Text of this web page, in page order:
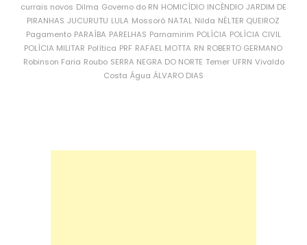
currais novos Dilma Governo do RN HOMICÍDIO INCÊNDIO JARDIM DE
PIRANHAS JUCURUTU LULA Mossoró NATAL Nilda NÉLTER QUEIROZ
Pagamento PARAÍBA PARELHAS Parnamirim POLÍCIA POLÍCIA CIVIL
POLÍCIA MILITAR Política PRF RAFAEL MOTTA RN ROBERTO GERMANO
Robinson Faria Roubo SERRA NEGRA DO NORTE Temer UFRN Vivaldo
Costa Água ÁLVARO DIAS